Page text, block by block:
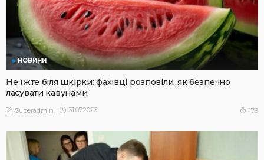
НОВИНИ
Не їжте біля шкірки: фахівці розповіли, як безпечно
ласувати кавунами
Superadmin 31.07.2026 179